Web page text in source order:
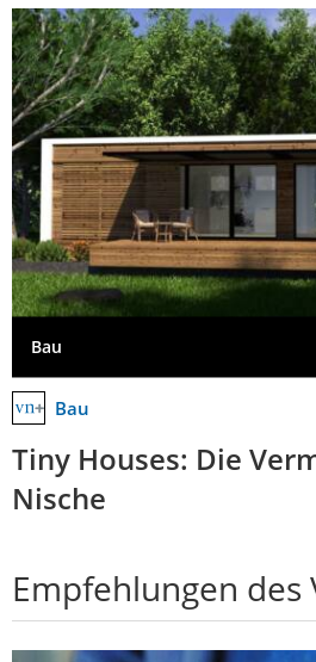
Bau
Bau
Tiny Houses: Die
Nische
Empfehlungen des